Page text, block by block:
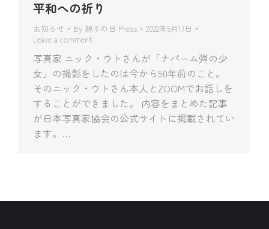
平和への祈り
お知らせ By 親子の日 Press
2022年5月17日
Leave a comment
写真家 ニック・ウトさんが「ナパーム弾の少
女」の撮影をしたのは今から50年前のこと。
そのニック・ウトさん本人とZOOMでお話しを
することができました。 内容をまとめた記事
が日本写真家協会の公式サイトに掲載されてい
ます。…